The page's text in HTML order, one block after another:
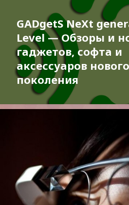
GADgetS NeXt
Level — Обзоры и
гаджетов, софта и
аксессуаров нового
поколения